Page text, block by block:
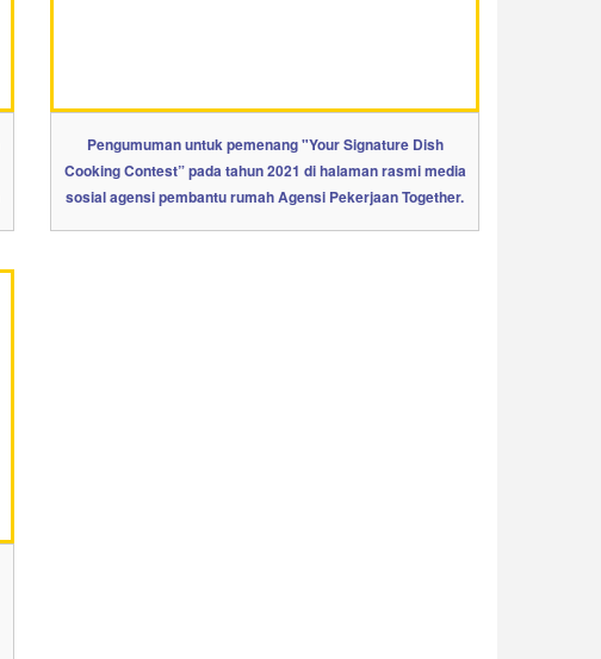
Pengumuman untuk pemenang "Your Signature Dish
Cooking Contest” pada tahun 2021 di halaman rasmi media
sosial agensi pembantu rumah Agensi Pekerjaan Together.